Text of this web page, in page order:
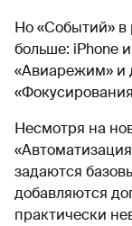
Но «Событий» в
больше: iPhone
«Авиарежим» и
Несмотря на
задаются
добавляются
практически